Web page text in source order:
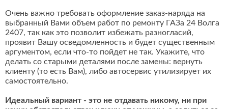
Очень важно требовать оформление заказ-наряда на
выбранный Вами объем работ по ремонту ГАЗа 24 Волга
2407, так как это позволит избежать разногласий,
проявит Вашу осведомленность и будет существенным
аргументом, если что-то пойдет не так. Укажите, что
делать со старыми деталями после замены: вернуть
клиенту (то есть Вам), либо автосервис утилизирует их
самостоятельно.
Идеальный вариант - это не отдавать никому, ни при